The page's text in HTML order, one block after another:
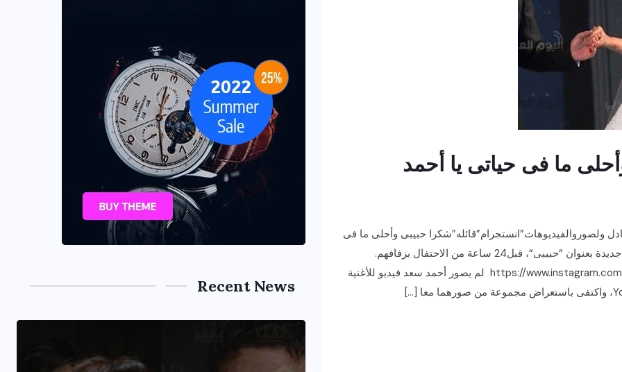
ما فى حياتى يا أحمد
حبيبى وأحلى ما فى
حياتى يا أحمد“،وذلك ردا بعد طرح المطرب”احمد سعد” أغنية جديدة بعنوان “حبيبى“، قبل24 ساعة من الاحتفال بزفافهم.
https://www.instagram.com/p/BacWu_9A9jE/?taken-by=somayaelkhashab.official لم يصور أحمد سعد فيديو للأغنية
Recent News